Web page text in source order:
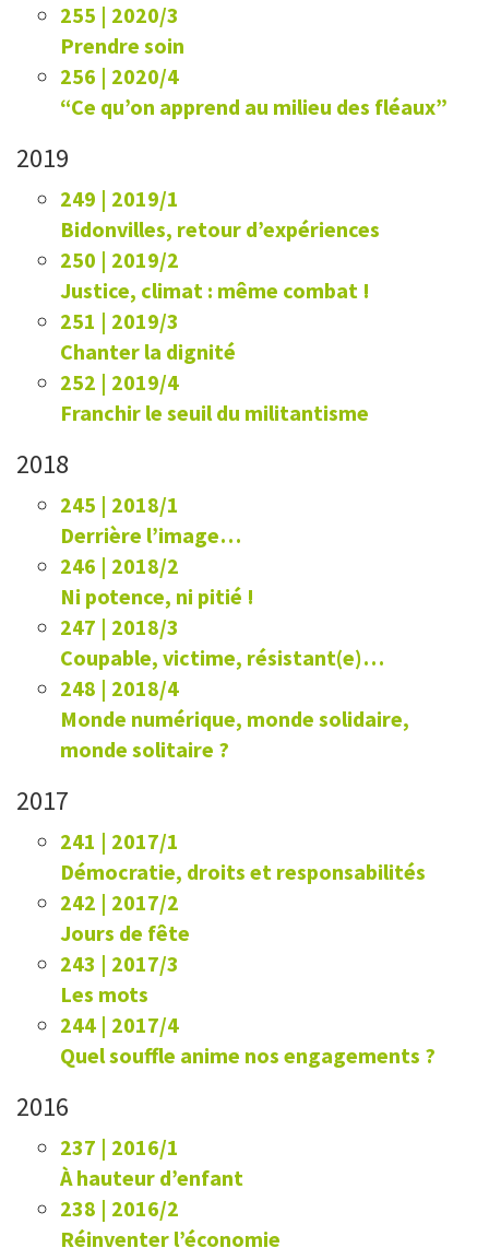
255 | 2020/3
Prendre soin
256 | 2020/4
“Ce qu’on apprend au milieu des fléaux”
2019
249 | 2019/1
Bidonvilles, retour d’expériences
250 | 2019/2
Justice, climat : même combat !
251 | 2019/3
Chanter la dignité
252 | 2019/4
Franchir le seuil du militantisme
2018
245 | 2018/1
Derrière l’image…
246 | 2018/2
Ni potence, ni pitié !
247 | 2018/3
Coupable, victime, résistant(e)…
248 | 2018/4
Monde numérique, monde solidaire,
monde solitaire ?
2017
241 | 2017/1
Démocratie, droits et responsabilités
242 | 2017/2
Jours de fête
243 | 2017/3
Les mots
244 | 2017/4
Quel souffle anime nos engagements ?
2016
237 | 2016/1
À hauteur d’enfant
238 | 2016/2
Réinventer l’économie